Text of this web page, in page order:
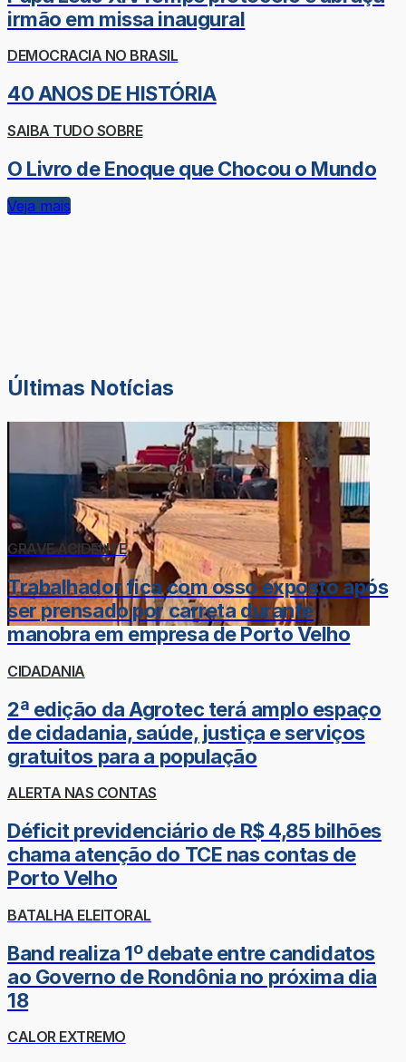
irmão em missa inaugural
DEMOCRACIA NO BRASIL
40 ANOS DE HISTÓRIA
SAIBA TUDO SOBRE
O Livro de Enoque que Chocou o Mundo
Veja mais
Últimas Notícias
GRAVE ACIDENTE
Trabalhador fica com osso exposto após
ser prensado por carreta durante
manobra em empresa de Porto Velho
CIDADANIA
2ª edição da Agrotec terá amplo espaço
de cidadania, saúde, justiça e serviços
gratuitos para a população
ALERTA NAS CONTAS
Déficit previdenciário de R$ 4,85 bilhões
chama atenção do TCE nas contas de
Porto Velho
BATALHA ELEITORAL
Band realiza 1º debate entre candidatos
ao Governo de Rondônia no próxima dia
18
CALOR EXTREMO